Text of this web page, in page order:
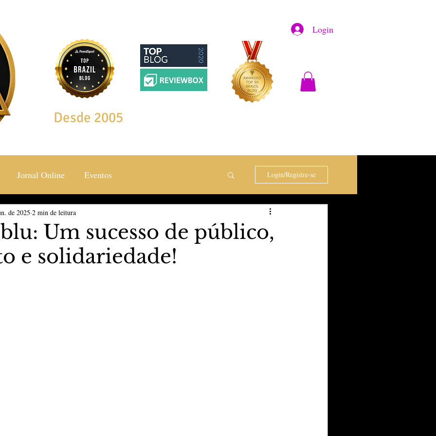
Login
Desde 2005
Jornal Online Eventos
& Estilos Saúde & Bem Estar
The Vip Club Business Marujo Carioca
Login/Registre-se
Um sucesso de público,
e solidariedade!
de 2025 2 min de leitura
estrelas.